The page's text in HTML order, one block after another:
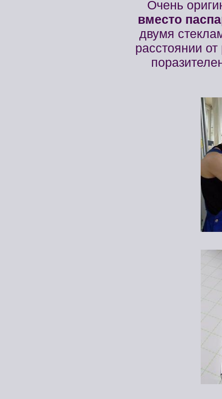
Очень
вместо
двумя
расстоянии